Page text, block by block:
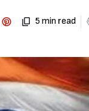
5 min read